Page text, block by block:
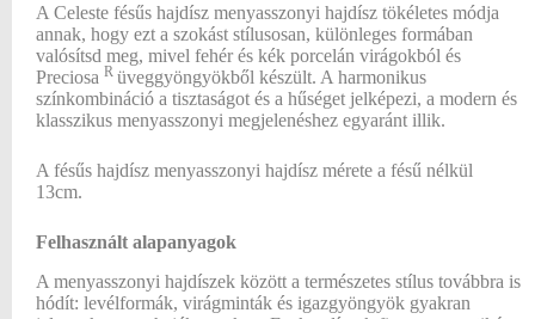
A Celeste fésűs hajdísz menyasszonyi hajdísz tökéletes módja
annak, hogy ezt a szokást stílusosan, különleges formában
valósítsd meg, mivel fehér és kék porcelán virágokból és
Preciosa R üveggyöngyökből készült. A harmonikus
színkombináció a tisztaságot és a hűséget jelképezi, a modern és
klasszikus menyasszonyi megjelenéshez egyaránt illik.
A fésűs hajdísz menyasszonyi hajdísz mérete a fésű nélkül
13cm.
Felhasznált alapanyagok
A menyasszonyi hajdíszek között a természetes stílus továbbra is
hódít: levélformák, virágminták és igazgyöngyök gyakran